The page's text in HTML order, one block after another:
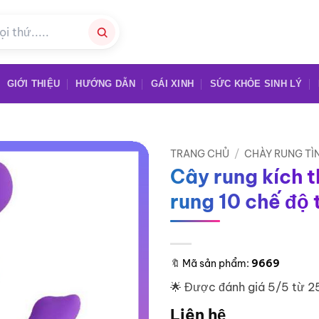
GIỚI THIỆU HƯỚNG DẪN GÁI XINH SỨC KHỎE SINH LÝ
TRANG CHỦ / CHÀY RUNG
Cây rung kích
rung 10 chế độ
🔖 Mã sản phẩm: 9669
🌟 Được đánh giá 5/5 từ
Liên hệ